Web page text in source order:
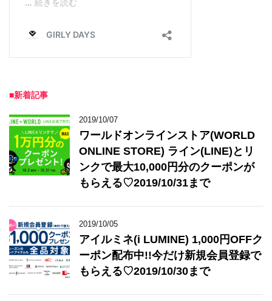
■新着記事
2019/10/07
ワールドオンラインストア(WORLD
ONLINE STORE) ライン(LINE)とリ
ンクで最大10,000円分のクーポンが
もらえる♡2019/10/31まで
2019/10/05
アイルミネ(i LUMINE) 1,000円OFFク
ーポン配布中!!今だけ新規会員登録で
もらえる♡2019/10/30まで